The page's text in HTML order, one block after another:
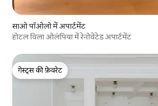
साओ पॉओलो में अपार्टमेंट
होटल विला ओलंपिया में रेनोवेटेड अपार्टमेंट
गेस्ट्स की फ़ेवरेट
गेस्ट्स की फ़ेवरेट